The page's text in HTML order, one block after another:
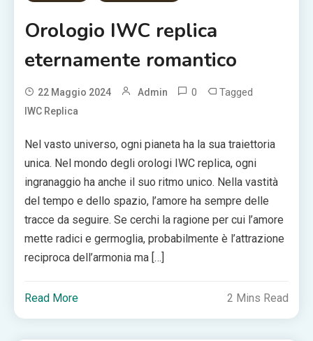
Orologio IWC replica
eternamente romantico
22 Maggio 2024 Admin 0 Tagged
IWC Replica
Nel vasto universo, ogni pianeta ha la sua traiettoria
unica. Nel mondo degli orologi IWC replica, ogni
ingranaggio ha anche il suo ritmo unico. Nella vastità
del tempo e dello spazio, l’amore ha sempre delle
tracce da seguire. Se cerchi la ragione per cui l’amore
mette radici e germoglia, probabilmente è l’attrazione
reciproca dell’armonia ma […]
Read More 2 Mins Read